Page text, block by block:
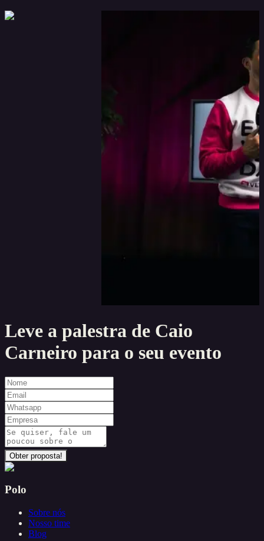
Leve a palestra de Caio
Carneiro para o seu evento
Obter proposta!
Polo
Sobre nós
Nosso time
Blog